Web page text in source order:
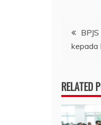
pos
kepada
RELATED